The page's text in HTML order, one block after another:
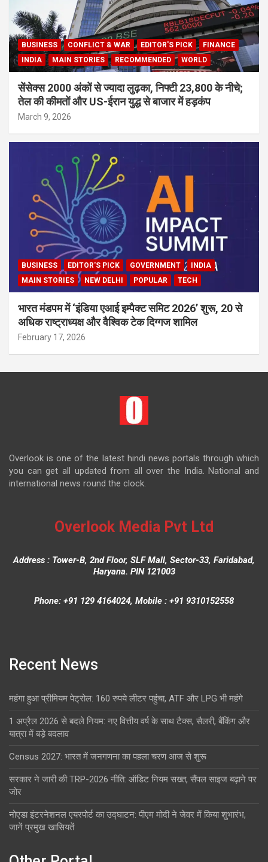
BUSINESS CONFLICT & WAR EDITOR'S PICK
FINANCE
INDIA
MAIN STORIES RECOMMENDED WORLD
सेंसेक्स 2000 अंकों से ज्यादा लुढ़का, निफ्टी 23,800 के नीचे;
तेल की कीमतों और US-ईरान युद्ध से बाजार में हड़कंप
March 9, 2026
BUSINESS EDITOR'S PICK GOVERNMENT
INDIA
MAIN STORIES
NEW DELHI POPULAR TECH
भारत मंडपम में ‘इंडिया एआई इम्पैक्ट समिट 2026’ शुरू, 20 से
अधिक राष्ट्राध्यक्ष और वैश्विक टेक दिग्गज शामिल
February 17, 2026
Overlook is one of the latest hindi news portals through which
you can get all updated from all over the India. National and
international news round the clock.
Overlook Media Pvt Ltd
Address : Tower-B, 2nd Floor, SLF Mall, Sector-33, Faridabad,
Haryana. PIN 121003
Phone: +91 129 4164024, Mobile : +91 9310152558
Recent News
महंगा हुआ प्रीमियम पेट्रोल: 160 रुपये लीटर पहुंचा, ATF और LPG भी महंगे
1 अप्रैल 2026 से बदले नियम: नए वित्तीय वर्ष के साथ टैक्स, सैलरी, बैंकिंग और
यात्रा में बड़े बदलाव
Census 2027: भारत में जनगणना का पहला चरण आज से शुरू
सरकार ने जारी की TRP-2026 नीति: ऑडिट नियम सख्त, सैंपल साइज बढ़ाने पर
जोर
नोएडा इंटरनेशनल एयरपोर्ट का उद्घाटन: पीएम मोदी ने जेवर में किया शुभारंभ,
जानें प्रमुख खासियतें